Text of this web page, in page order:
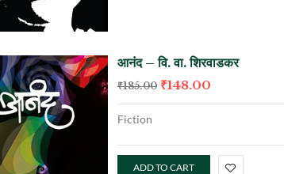
आनंद – वि. वा. शिरवाडकर
₹185.00 ₹148.00
Fiction
ADD TO CART